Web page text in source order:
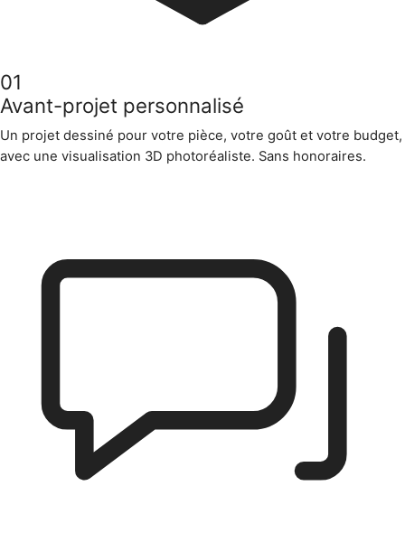
01
Avant-projet personnalisé
Un projet dessiné pour votre pièce, votre goût et votre budget,
avec une visualisation 3D photoréaliste. Sans honoraires.